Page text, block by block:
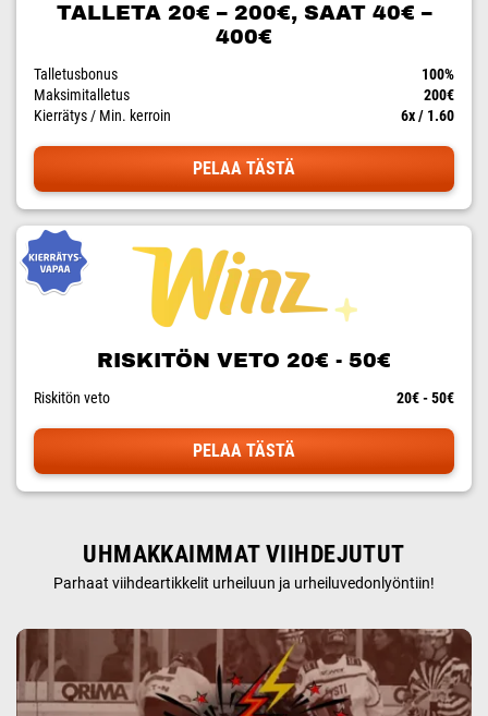
TALLETA 20€ – 200€, SAAT 40€ –
400€
Talletusbonus
100%
Maksimitalletus
200€
Kierrätys / Min. kerroin
6x / 1.60
PELAA TÄSTÄ
RISKITÖN VETO 20€ - 50€
Riskitön veto 20€ - 50€
PELAA TÄSTÄ
UHMAKKAIMMAT VIIHDEJUTUT
Parhaat viihdeartikkelit urheiluun ja urheiluvedonlyöntiin!